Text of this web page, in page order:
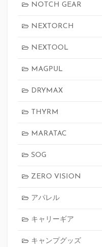
NOTCH GEAR
NEXTORCH
NEXTOOL
MAGPUL
DRYMAX
THYRM
MARATAC
SOG
ZERO VISION
アパレル
キャリーギア
キャンプグッズ